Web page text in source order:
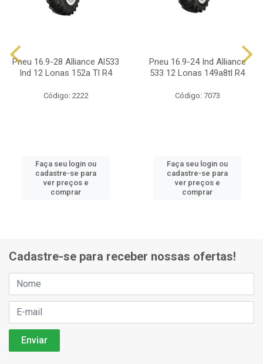
Pneu 16.9-28 Alliance Al533
Ind 12 Lonas 152a Tl R4
Código: 2222
Faça seu login ou
cadastre-se para
ver preços e
comprar
Pneu 16.9-24 Ind Alliance
533 12 Lonas 149a8tl R4
Código: 7073
Faça seu login ou
cadastre-se para
ver preços e
comprar
Cadastre-se para receber nossas ofertas!